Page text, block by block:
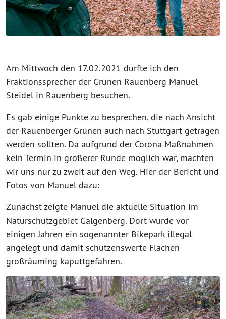
Am Mittwoch den 17.02.2021 durfte ich den
Fraktionssprecher der Grünen Rauenberg Manuel
Steidel in Rauenberg besuchen.
Es gab einige Punkte zu besprechen, die nach Ansicht
der Rauenberger Grünen auch nach Stuttgart getragen
werden sollten. Da aufgrund der Corona Maßnahmen
kein Termin in größerer Runde möglich war, machten
wir uns nur zu zweit auf den Weg. Hier der Bericht und
Fotos von Manuel dazu:
Zunächst zeigte Manuel die aktuelle Situation im
Naturschutzgebiet Galgenberg. Dort wurde vor
einigen Jahren ein sogenannter Bikepark illegal
angelegt und damit schützenswerte Flächen
großräuming kaputtgefahren.